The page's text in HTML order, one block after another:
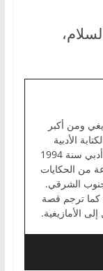
ومن أكبر
الأدبية
الأمازيغية. أصدر أول عمل أدبي سنة 1994
من الحكايات
الشرقي.
كما ترجم قصة
الأمازيغية.